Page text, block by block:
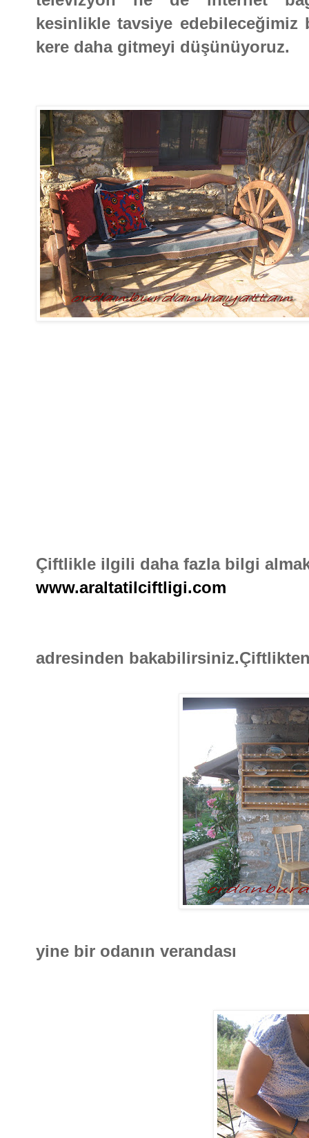
kesinlikle tavsiye edebileceğimiz
kere daha gitmeyi düşünüyoruz.
Çiftlikle ilgili daha fazla bilgi
www.araltatilciftligi.com
adresinden
yine bir odanın verandası